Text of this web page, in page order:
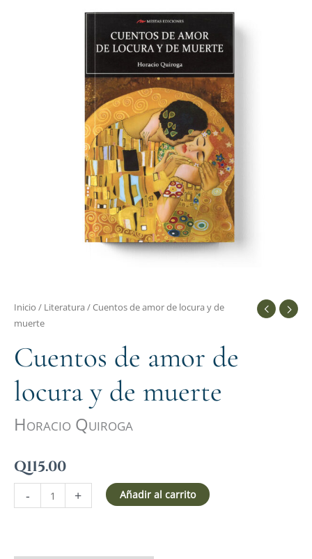
Inicio / Literatura / Cuentos de amor de locura y de
muerte
Cuentos de amor de
locura y de muerte
Horacio Quiroga
Q115.00
- + Añadir al carrito